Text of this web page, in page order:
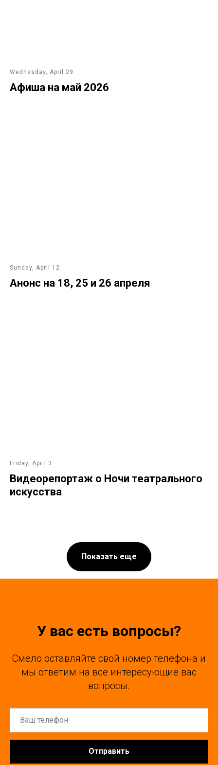
Wednesday, April 29
Афиша на май 2026
Sunday, April 12
Анонс на 18, 25 и 26 апреля
Friday, April 3
Видеорепортаж о Ночи театрального
искусства
Показать еще
У вас есть вопросы?
Смело оставляйте свой номер телефона и
мы ответим на все интересующие вас
вопросы.
Отправить